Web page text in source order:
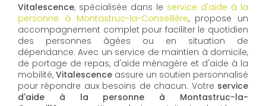
Vitalescence, spécialisée dans le service d'aide à la
personne à Montastruc-la-Conseillère, propose un
accompagnement complet pour faciliter le quotidien
des personnes âgées ou en situation de
dépendance. Avec un service de maintien à domicile,
de portage de repas, d'aide ménagère et d'aide à la
mobilité, Vitalescence assure un soutien personnalisé
pour répondre aux besoins de chacun. Votre service
d'aide à la personne à Montastruc-la-